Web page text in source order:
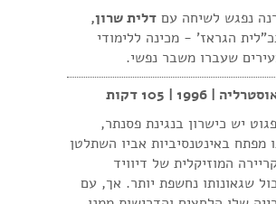
נפגש לשיחה עם דלית שרון,
הגראז' - מכינה ללימודי
שעברו משבר נפשי.
| 1996 | 105 דקות
יש כישרון בנגינת פסנתר,
מפתח באינטנסיביות אביו השתלטן
המוזיקלית של דיוויד
שגאונותו נחשפת יותר. אך, עם